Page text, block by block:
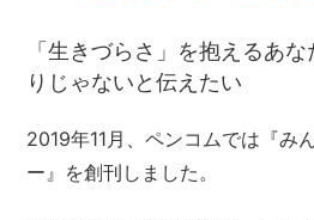
「生きづらさ」を抱えるあ
りじゃないと伝えたい
2019年11月、ペンコムでは『み
ー』を創刊しました。